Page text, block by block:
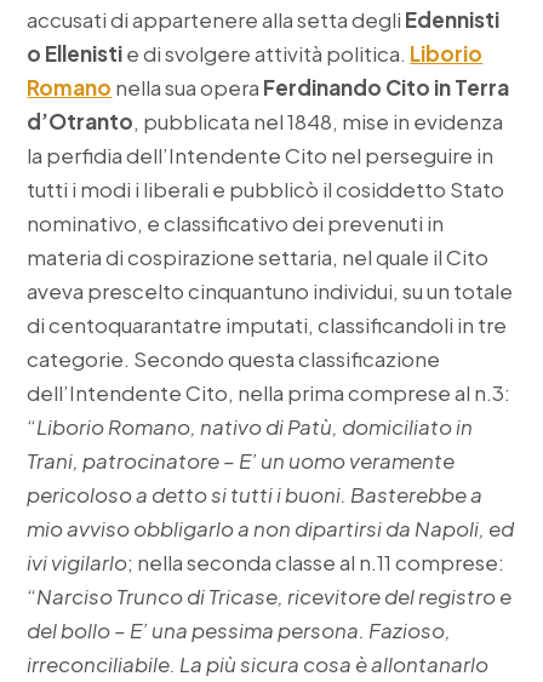
accusati di appartenere alla setta degli Edennisti
o Ellenistie di svolgere attività politica. Liborio
Romano nella sua opera Ferdinando Cito in Terra
d’Otranto, pubblicata nel 1848, mise in evidenza
la perfidia dell’Intendente Cito nel perseguire in
tutti i modi i liberali e pubblicò il cosiddetto Stato
nominativo, e classificativo dei prevenuti in
materia di cospirazione settaria, nel quale il Cito
aveva prescelto cinquantuno individui, su un totale
di centoquarantatre imputati, classificandoli in tre
categorie. Secondo questa classificazione
dell’Intendente Cito, nella prima comprese al n.3:
“Liborio Romano, nativo di Patù, domiciliato in
Trani, patrocinatore – E’ un uomo veramente
pericoloso a detto si tutti i buoni. Basterebbe a
mio avviso obbligarlo a non dipartirsi da Napoli, ed
ivi vigilarlo; nella seconda classe al n.11 comprese:
“Narciso Trunco di Tricase, ricevitore del registro e
del bollo – E’ una pessima persona. Fazioso,
irreconciliabile. La più sicura cosa è allontanarlo